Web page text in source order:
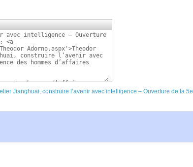
Jianghuai, construire l’avenir avec intelligence – Ouverture de la 5e